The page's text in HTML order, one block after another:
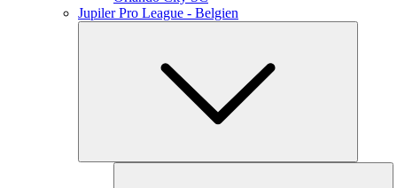
Jupiler Pro League - Belgien